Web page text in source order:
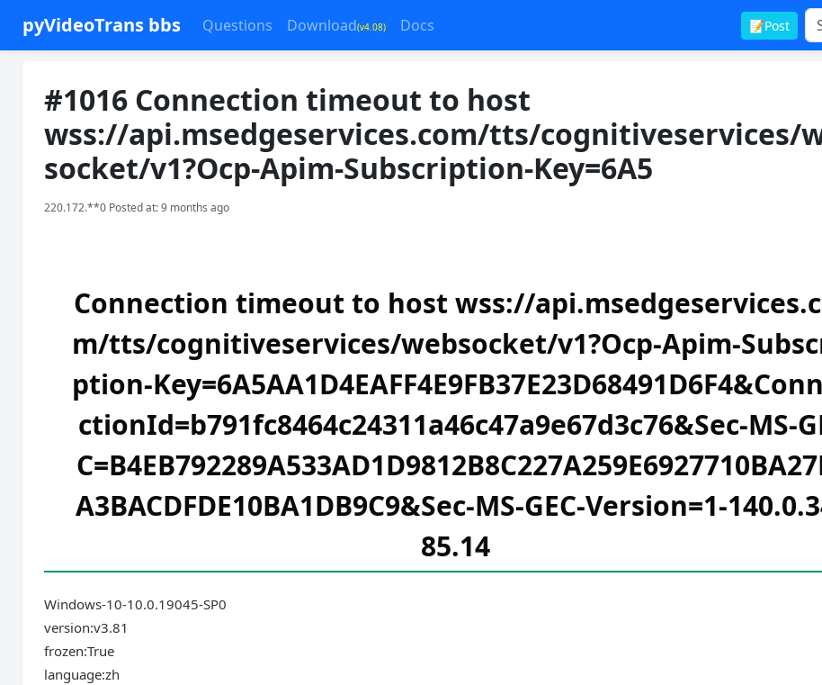
pyVideoTrans bbs Questions Download(v4.08) Docs 📝Post
#1016 Connection timeout to host
wss://api.msedgeservices.com/tts/cognitiveservices/
socket/v1?Ocp-Apim-Subscription-Key=6A5
220.172.**0 Posted at: 9 months ago
Connection timeout to host wss://
m/tts/cognitiveservices/websocket/v1?Ocp-Apim-
ption-
ctionId=b791fc8464c24311a46c47a9e67d3c76&Sec-MS-
A3BACDFDE10BA1DB9C9&Sec-MS-GEC-Version=1-
85.14
Windows-10-10.0.19045-SP0
version:v3.81
frozen:True
language:zh